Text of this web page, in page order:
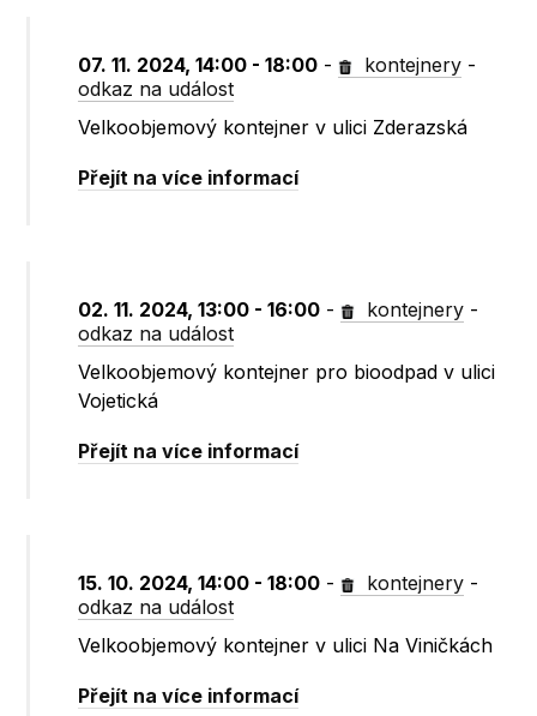
07. 11. 2024, 14:00 - 18:00 - kontejnery -
odkaz na událost
Velkoobjemový kontejner v ulici Zderazská
Přejít na více informací
02. 11. 2024, 13:00 - 16:00 - kontejnery -
odkaz na událost
Velkoobjemový kontejner pro bioodpad v ulici
Vojetická
Přejít na více informací
15. 10. 2024, 14:00 - 18:00 - kontejnery -
odkaz na událost
Velkoobjemový kontejner v ulici Na Viničkách
Přejít na více informací